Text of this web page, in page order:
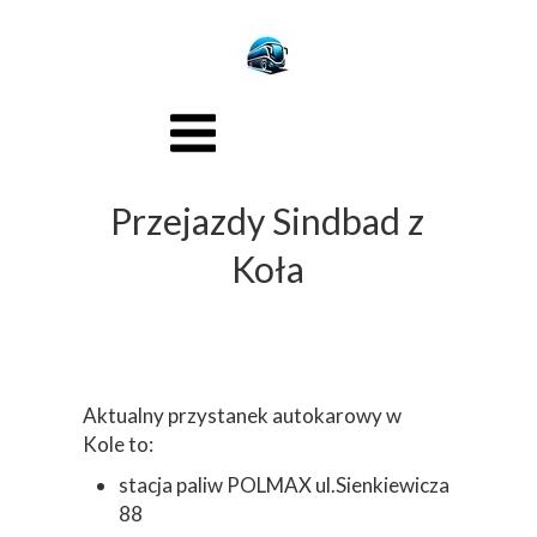
Aktualny przystanek autokarowy w
Kole to:
stacja paliw POLMAX ul.Sienkiewicza
88
Przejazdy Sindbad z
Koła